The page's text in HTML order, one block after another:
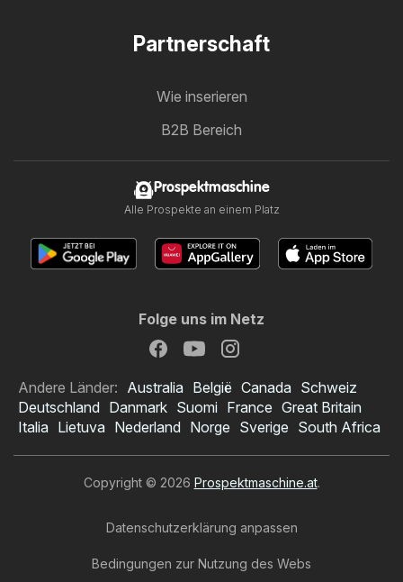
Partnerschaft
Wie inserieren
B2B Bereich
Prospektmaschine
Alle Prospekte an einem Platz
Folge uns im Netz
Andere Länder: Australia België Canada Schweiz
Deutschland Danmark Suomi France Great Britain
Italia Lietuva Nederland Norge Sverige South Africa
Copyright © 2026 Prospektmaschine.at.
Datenschutzerklärung anpassen
Bedingungen zur Nutzung des Webs